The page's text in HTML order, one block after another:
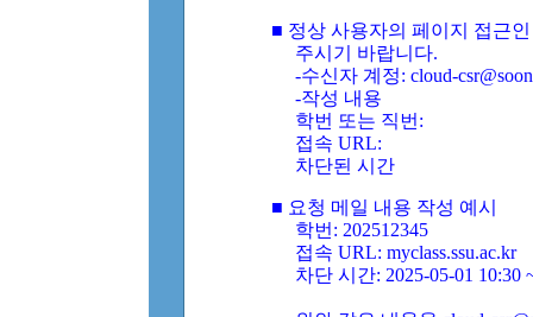
■ 정상 사용자의 페이지 접근
주시기 바랍니다.
-수신자 계정: cloud-
-작성 내용
학번 또는 직번:
접속 URL:
차단된 시간
■ 요청 메일 내용 작성 예시
학번: 202512345
접속 URL: myclass.ssu.ac.kr
차단 시간: 2025-05-01 10:30